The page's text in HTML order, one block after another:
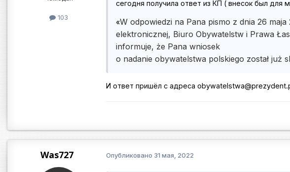
103
сегодня получила ответ из КП ( внесок был для
«W odpowiedzi na Pana pismo z dnia 26
elektronicznej, Biuro Obywatelstw i Prawa
informuje, że Pana wniosek
o nadanie obywatelstwa polskiego został już
И ответ пришёл с адреса
Was727 Опубликовано 31 мая, 2022